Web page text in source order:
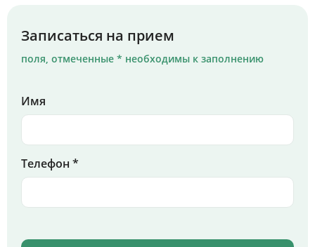
Записаться на прием
поля, отмеченные * необходимы к заполнению
Имя
Телефон *